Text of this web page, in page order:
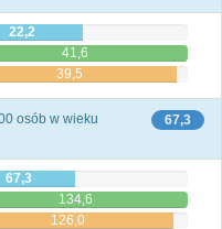
22,2
41,6
39,5
67,3
osób w wieku
67,3
134,6
126,0